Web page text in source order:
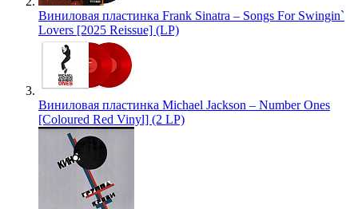
Виниловая пластинка Frank Sinatra – Songs For Swingin`
Lovers [2025 Reissue] (LP)
Виниловая пластинка Michael Jackson – Number Ones
[Coloured Red Vinyl] (2 LP)